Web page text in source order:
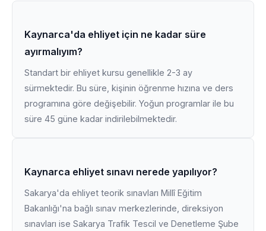
Kaynarca'da ehliyet için ne kadar süre
ayırmalıyım?
Standart bir ehliyet kursu genellikle 2-3 ay
sürmektedir. Bu süre, kişinin öğrenme hızına ve ders
programına göre değişebilir. Yoğun programlar ile bu
süre 45 güne kadar indirilebilmektedir.
Kaynarca ehliyet sınavı nerede yapılıyor?
Sakarya'da ehliyet teorik sınavları Millî Eğitim
Bakanlığı'na bağlı sınav merkezlerinde, direksiyon
sınavları ise Sakarya Trafik Tescil ve Denetleme Şube